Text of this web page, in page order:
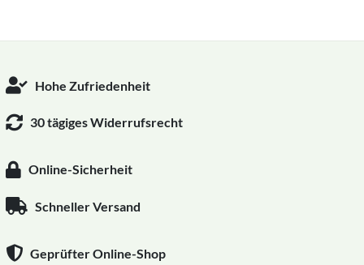
Hohe Zufriedenheit
30 tägiges Widerrufsrecht
Online-Sicherheit
Schneller Versand
Geprüfter Online-Shop